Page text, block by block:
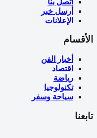
أرسل خبر
الإعلانات
الأقسام
أخبار الفن
اقتصاد
رياضة
تكنولوجيا
سياحة وسفر
تابعنا